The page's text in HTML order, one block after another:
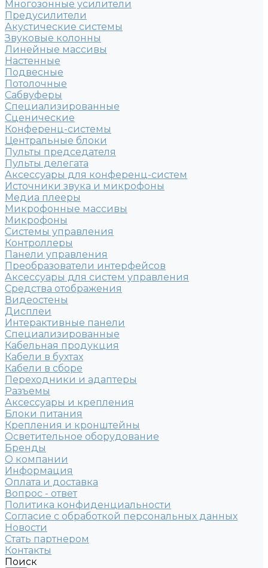
Многозонные усилители
Предусилители
Акустические системы
Звуковые колонны
Линейные массивы
Настенные
Подвесные
Потолочные
Сабвуферы
Специализированные
Сценические
Конференц-системы
Центральные блоки
Пульты председателя
Пульты делегата
Аксессуары для конференц-систем
Источники звука и микрофоны
Медиа плееры
Микрофонные массивы
Микрофоны
Системы управления
Контроллеры
Панели управления
Преобразователи интерфейсов
Аксессуары для систем управления
Средства отображения
Видеостены
Дисплеи
Интерактивные панели
Специализированные
Кабельная продукция
Кабели в бухтах
Кабели в сборе
Переходники и адаптеры
Разъемы
Аксессуары и крепления
Блоки питания
Крепления и кронштейны
Осветительное оборудование
Бренды
О компании
Информация
Оплата и доставка
Вопрос - ответ
Политика конфиденциальности
Согласие с обработкой персональных данных
Новости
Стать партнером
Контакты
Поиск